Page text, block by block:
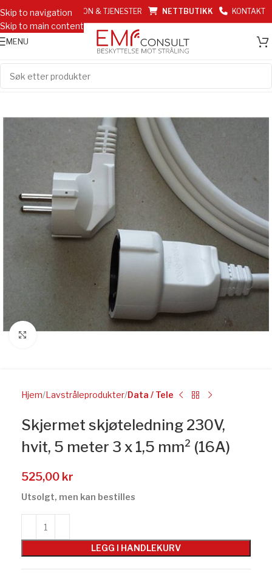
Skip to navigation
Skip to main content
EMF INFORMASJON & TJENESTER NETTBUTIKK KONTAKT
MENU
Click to enlarge
Hjem Lavstråleprodukter Data / Tele
Skjermet skjøteledning 230V,
hvit, 5 meter 3 x 1,5 mm² (16A)
525,00 kr
Utsolgt, men kan bestilles
LEGG I HANDLEKURV